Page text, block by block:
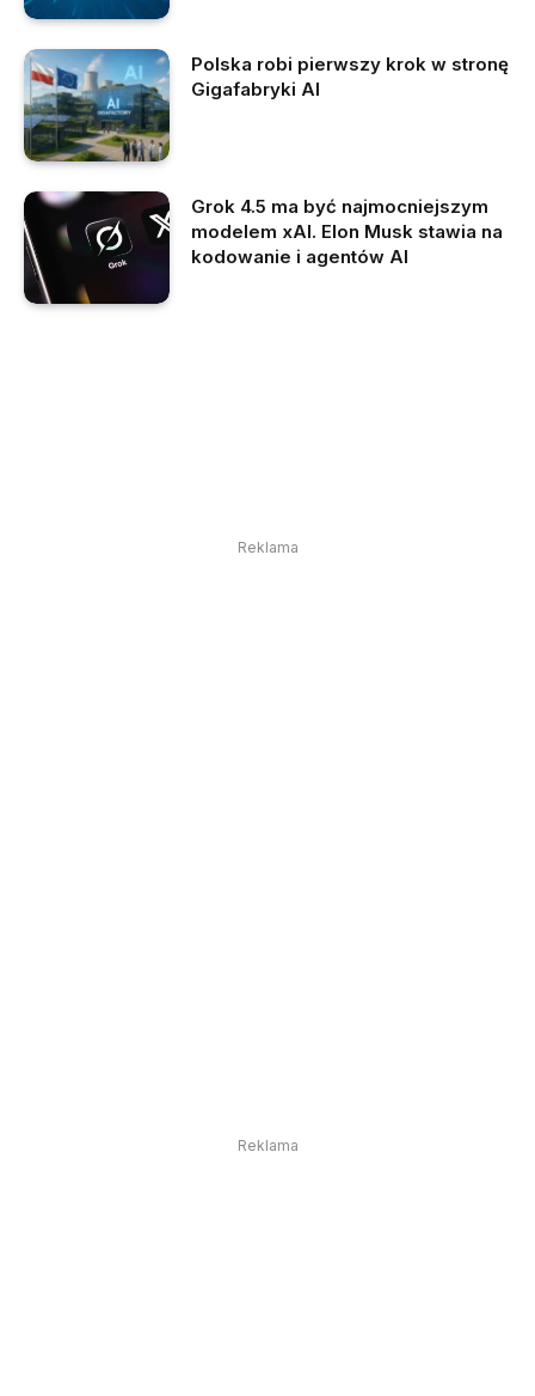
Polska robi pierwszy krok w stronę
Gigafabryki AI
Grok 4.5 ma być najmocniejszym
modelem xAI. Elon Musk stawia na
kodowanie i agentów AI
Reklama
Reklama